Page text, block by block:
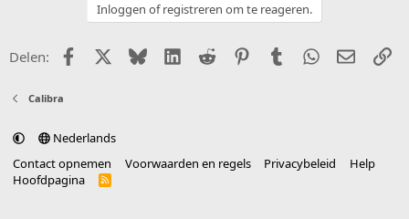
Inloggen of registreren om te reageren.
Delen: FacebookX (Twitter)
BlueskyLinkedIn
Reddit PinterestTumblr WhatsApp
E-mail
Calibra
Nederlands
Contact opnemen
Voorwaarden en regels Privacybeleid
Help
Hoofdpagina
R